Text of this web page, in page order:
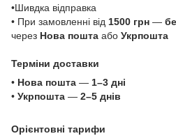
•Шивдка відправка
• При замовленні від 1500 грн —
через Нова пошта або Укрпошта
Терміни доставки
• Нова пошта — 1–3 дні
• Укрпошта — 2–5 днів
Орієнтовні тарифи